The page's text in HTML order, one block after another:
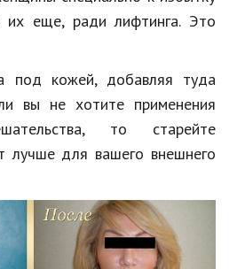
их еще, ради лифтинга. Это
под кожей, добавляя туда
вы не хотите применения
то старейте
лучше для вашего внешнего